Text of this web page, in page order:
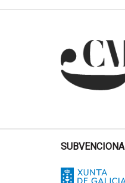
SUBVENCIONA